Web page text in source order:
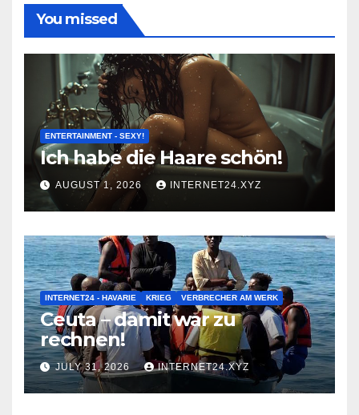
You missed
ENTERTAINMENT - SEXY!
Ich habe die Haare schön!
AUGUST 1, 2026 INTERNET24.XYZ
INTERNET24 - HAVARIE KRIEG VERBRECHER AM WERK
Ceuta – damit war zu
rechnen!
JULY 31, 2026 INTERNET24.XYZ